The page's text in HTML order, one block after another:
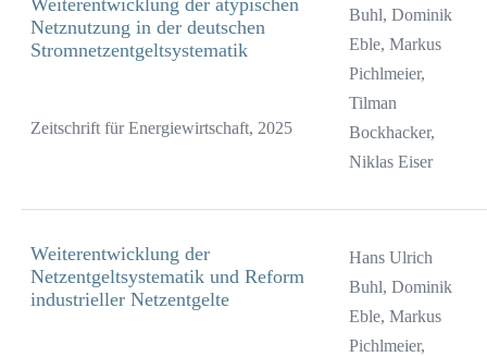
Weiterentwicklung der atypischen
Netznutzung in der deutschen
Stromnetzentgeltsystematik
Zeitschrift für Energiewirtschaft, 2025
Buhl, Dominik
Eble, Markus
Pichlmeier,
Tilman
Bockhacker,
Niklas Eiser
Weiterentwicklung der
Netzentgeltsystematik und Reform
industrieller Netzentgelte
Hans Ulrich
Buhl, Dominik
Eble, Markus
Pichlmeier,